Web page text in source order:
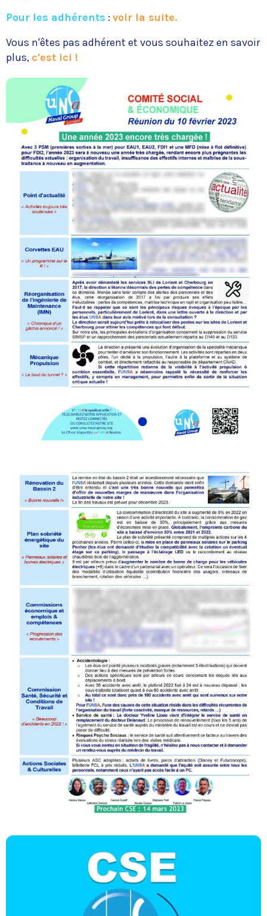
Pour les adhérents : voir la suite.
Vous n'êtes pas adhérent et vous souhaitez en savoir
plus, c'est ici !